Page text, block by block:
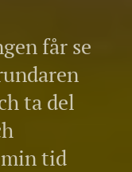
får se
ta del
tid